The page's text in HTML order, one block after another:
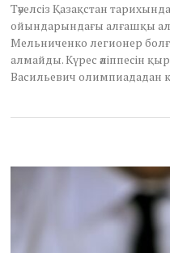
Тәуелсіз Қазақстан
ойындарындағы алғашқы
Мельниченко легионер
алмайды. Күрес әліппесін
Васильевич олимпиададан